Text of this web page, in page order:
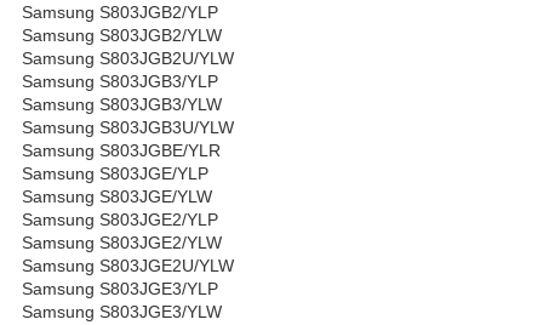
Samsung S803JGB2/YLP
Samsung S803JGB2/YLW
Samsung S803JGB2U/YLW
Samsung S803JGB3/YLP
Samsung S803JGB3/YLW
Samsung S803JGB3U/YLW
Samsung S803JGBE/YLR
Samsung S803JGE/YLP
Samsung S803JGE/YLW
Samsung S803JGE2/YLP
Samsung S803JGE2/YLW
Samsung S803JGE2U/YLW
Samsung S803JGE3/YLP
Samsung S803JGE3/YLW